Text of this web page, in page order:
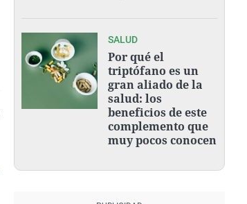
SALUD
Por qué el
triptófano es un
gran aliado de la
salud: los
beneficios de este
complemento que
muy pocos conocen